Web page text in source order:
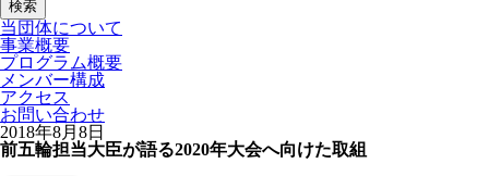
当団体について
事業概要
プログラム概要
メンバー構成
アクセス
お問い合わせ
2018年8月8日
前五輪担当大臣が語る2020年大会へ向けた取組